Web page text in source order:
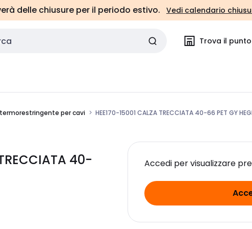
delle chiusure per il periodo estivo. Vedi calendario
Trova il
per cavi HEE170-15001 CALZA TRECCIATA 40-66 PET GY
40-
Accedi per visualizzare